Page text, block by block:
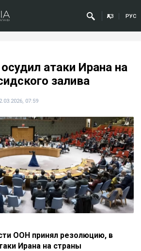
ҚАЗ РУС
атаки Ирана на
залива
07:59
ООН принял резолюцию, в
Ирана на страны